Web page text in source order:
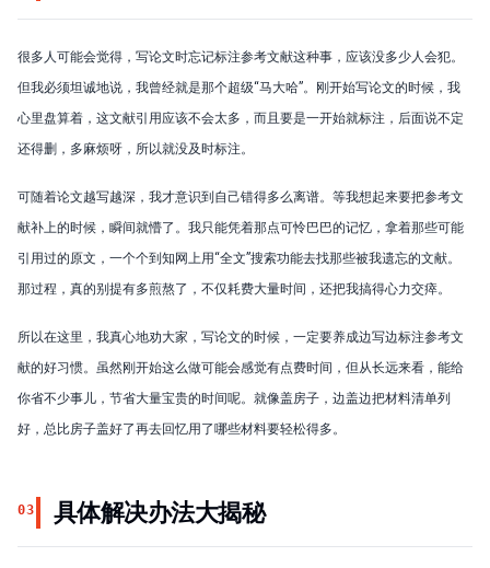
很多人可能会觉得，写论文时忘记标注参考文献这种事，应该没多少人会犯。
但我必须坦诚地说，我曾经就是那个超级“马大哈”。刚开始写论文的时候，我
心里盘算着，这文献引用应该不会太多，而且要是一开始就标注，后面说不定
还得删，多麻烦呀，所以就没及时标注。
可随着论文越写越深，我才意识到自己错得多么离谱。等我想起来要把参考文
献补上的时候，瞬间就懵了。我只能凭着那点可怜巴巴的记忆，拿着那些可能
引用过的原文，一个个到知网上用“全文”搜索功能去找那些被我遗忘的文献。
那过程，真的别提有多煎熬了，不仅耗费大量时间，还把我搞得心力交瘁。
所以在这里，我真心地劝大家，写论文的时候，一定要养成边写边标注参考文
献的好习惯。虽然刚开始这么做可能会感觉有点费时间，但从长远来看，能给
你省不少事儿，节省大量宝贵的时间呢。就像盖房子，边盖边把材料清单列
好，总比房子盖好了再去回忆用了哪些材料要轻松得多。
03 具体解决办法大揭秘